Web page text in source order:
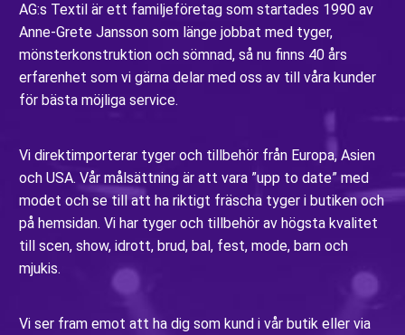
AG:s Textil är ett familjeföretag som startades 1990 av
Anne-Grete Jansson som länge jobbat med tyger,
mönsterkonstruktion och sömnad, så nu finns 40 års
erfarenhet som vi gärna delar med oss av till våra kunder
för bästa möjliga service.
Vi direktimporterar tyger och tillbehör från Europa, Asien
och USA. Vår målsättning är att vara ”upp to date” med
modet och se till att ha riktigt fräscha tyger i butiken och
på hemsidan. Vi har tyger och tillbehör av högsta kvalitet
till scen, show, idrott, brud, bal, fest, mode, barn och
mjukis.
Vi ser fram emot att ha dig som kund i vår butik eller via